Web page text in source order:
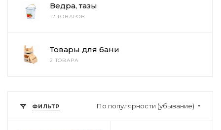
Ведра, тазы
12 ТОВАРОВ
Товары для бани
2 ТОВАРА
ФИЛЬТР По популярности (убывание)